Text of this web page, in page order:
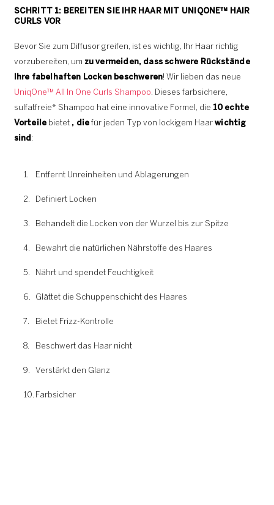
SCHRITT 1: BEREITEN SIE IHR HAAR MIT UNIQONE™ HAIR
CURLS VOR
Bevor Sie zum Diffusor greifen, ist es wichtig, Ihr Haar richtig
vorzubereiten, um zu vermeiden, dass schwere Rückstände
Ihre fabelhaften Locken beschweren! Wir lieben das neue
UniqOne™ All In One Curls Shampoo. Dieses farbsichere,
sulfatfreie* Shampoo hat eine innovative Formel, die 10 echte
Vorteile bietet , die für jeden Typ von lockigem Haarwichtig
sind:
Entfernt Unreinheiten und Ablagerungen
Definiert Locken
Behandelt die Locken von der Wurzel bis zur Spitze
Bewahrt die natürlichen Nährstoffe des Haares
Nährt und spendet Feuchtigkeit
Glättet die Schuppenschicht des Haares
Bietet Frizz-Kontrolle
Beschwert das Haar nicht
Verstärkt den Glanz
Farbsicher